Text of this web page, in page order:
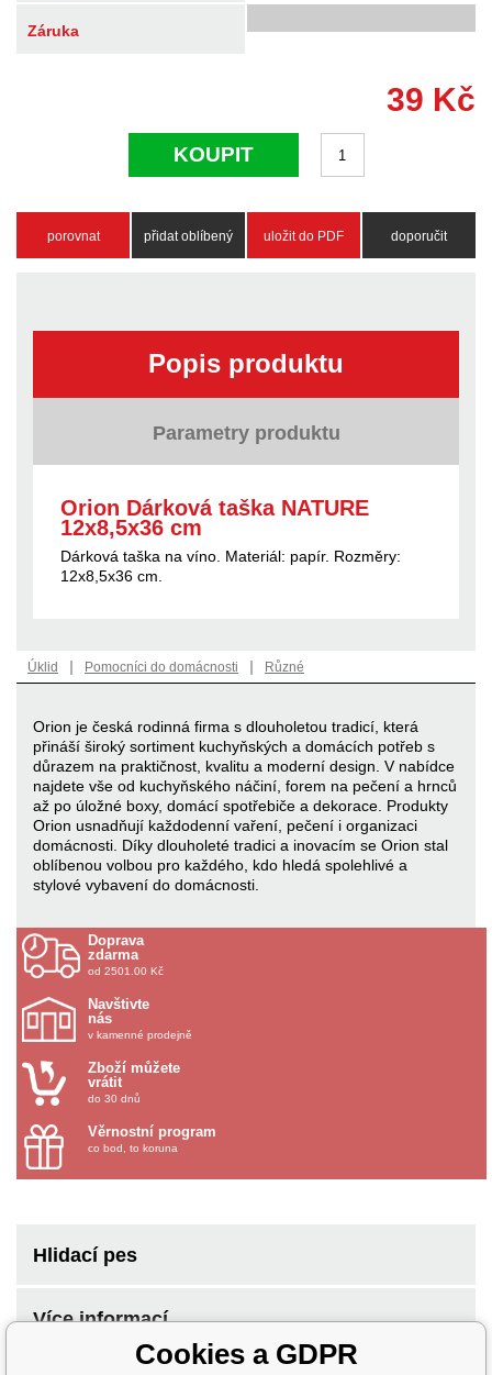
Záruka
39 Kč
KOUPIT
porovnat přidat oblíbený uložit do PDF doporučit
Popis produktu
Parametry produktu
Orion Dárková taška NATURE
12x8,5x36 cm
Dárková taška na víno. Materiál: papír. Rozměry:
12x8,5x36 cm.
Úklid | Pomocníci do domácnosti | Různé
Orion je česká rodinná firma s dlouholetou tradicí, která
přináší široký sortiment kuchyňských a domácích potřeb s
důrazem na praktičnost, kvalitu a moderní design. V nabídce
najdete vše od kuchyňského náčiní, forem na pečení a hrnců
až po úložné boxy, domácí spotřebiče a dekorace. Produkty
Orion usnadňují každodenní vaření, pečení i organizaci
domácnosti. Díky dlouholeté tradici a inovacím se Orion stal
oblíbenou volbou pro každého, kdo hledá spolehlivé a
stylové vybavení do domácnosti.
Doprava
zdarma
od 2501.00 Kč
Navštivte
nás
v kamenné prodejně
Zboží můžete
vrátit
do 30 dnů
Věrnostní program
co bod, to koruna
Hlidací pes
Více informací
Cookies a GDPR